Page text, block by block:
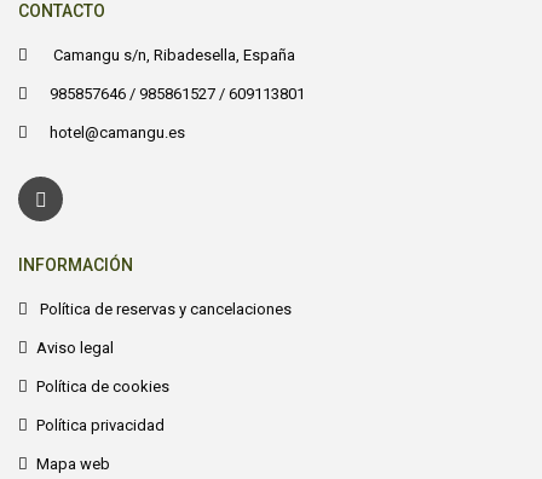
CONTACTO
Camangu s/n, Ribadesella, España
985857646 / 985861527 / 609113801
hotel@camangu.es
INFORMACIÓN
Política de reservas y cancelaciones
Aviso legal
Política de cookies
Política privacidad
Mapa web